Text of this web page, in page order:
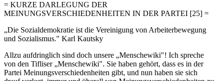
= KURZE DARLEGUNG DER
MEINUNGSVERSCHIEDENHEITEN IN DER PARTEI [25] =
„Die Sozialdemokratie ist die Vereinigung von Arbeiterbewegung
und Sozialismus." Karl Kautsky
Allzu aufdringlich sind doch unsere „Menschewiki"! Ich spreche
von den Tifliser „Menschewiki". Sie haben gehört, dass es in der
Partei Meinungsverschiedenheiten gibt, und nun haben sie sich